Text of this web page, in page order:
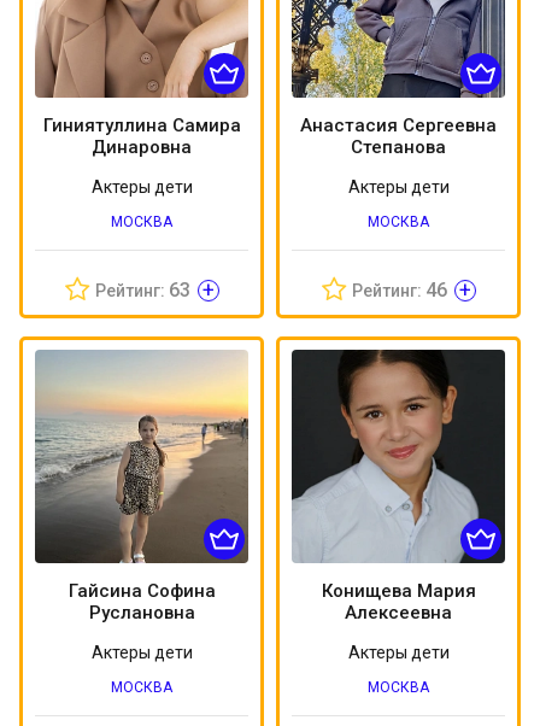
Гиниятуллина Самира
Динаровна
Актеры дети
МОСКВА
Рейтинг: 63 +
Анастасия Сергеевна
Степанова
Актеры дети
МОСКВА
Рейтинг: 46 +
Гайсина Софина
Руслановна
Актеры дети
МОСКВА
Конищева Мария
Алексеевна
Актеры дети
МОСКВА